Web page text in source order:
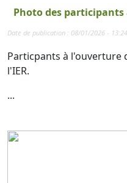
Photo des participants
Date de publication : 08/01/2026 -
Particpants à l'ouverture
l'IER.
...